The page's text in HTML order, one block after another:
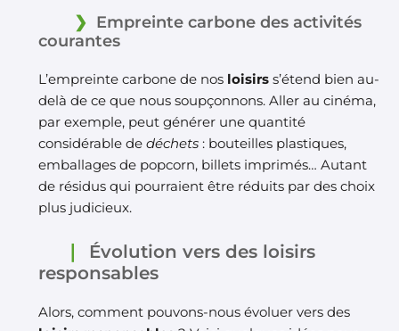
Empreinte carbone des activités
courantes
L’empreinte carbone de nos loisirs s’étend bien au-
delà de ce que nous soupçonnons. Aller au cinéma,
par exemple, peut générer une quantité
considérable de déchets : bouteilles plastiques,
emballages de popcorn, billets imprimés… Autant
de résidus qui pourraient être réduits par des choix
plus judicieux.
Évolution vers des loisirs
responsables
Alors, comment pouvons-nous évoluer vers des